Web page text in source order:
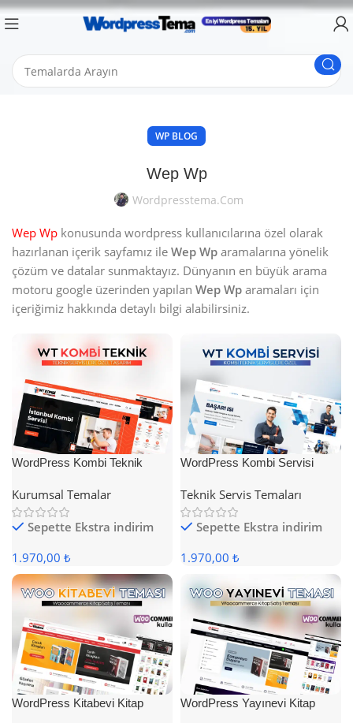
WP BLOG
Wep Wp
Wordpresstema.com
Wep Wp konusunda wordpress kullanıcılarına özel olarak
hazırlanan içerik sayfamız ile Wep Wp aramalarına yönelik
çözüm ve datalar sunmaktayız. Dünyanın en büyük arama
motoru google üzerinden yapılan Wep Wp aramaları için
içeriğimiz hakkında detaylı bilgi alabilirsiniz.
WordPress Kombi Teknik
Kurumsal Temalar
Sepette Ekstra indirim
1.970,00 ₺
WordPress Kombi Servisi
Teknik Servis Temaları
Sepette Ekstra indirim
1.970,00 ₺
WordPress Kitabevi Kitap
WordPress Yayınevi Kitap